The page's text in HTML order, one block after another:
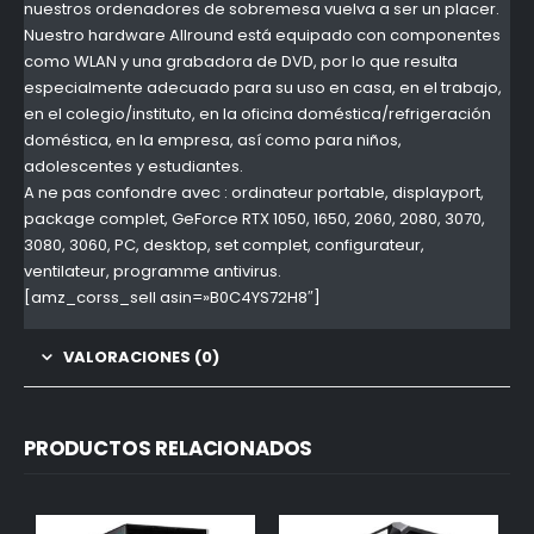
nuestros ordenadores de sobremesa vuelva a ser un placer.
Nuestro hardware Allround está equipado con componentes
como WLAN y una grabadora de DVD, por lo que resulta
especialmente adecuado para su uso en casa, en el trabajo,
en el colegio/instituto, en la oficina doméstica/refrigeración
doméstica, en la empresa, así como para niños,
adolescentes y estudiantes.
A ne pas confondre avec : ordinateur portable, displayport,
package complet, GeForce RTX 1050, 1650, 2060, 2080, 3070,
3080, 3060, PC, desktop, set complet, configurateur,
ventilateur, programme antivirus.
[amz_corss_sell asin=»B0C4YS72H8″]
VALORACIONES (0)
PRODUCTOS RELACIONADOS